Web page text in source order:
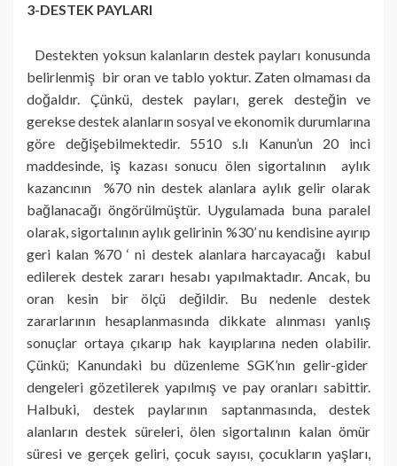
3-DESTEK PAYLARI
Destekten yoksun kalanların destek payları konusunda
belirlenmiş bir oran ve tablo yoktur. Zaten olmaması da
doğaldır. Çünkü, destek payları, gerek desteğin ve
gerekse destek alanların sosyal ve ekonomik durumlarına
göre değişebilmektedir. 5510 s.lı Kanun’un 20 inci
maddesinde, iş kazası sonucu ölen sigortalının aylık
kazancının %70 nin destek alanlara aylık gelir olarak
bağlanacağı öngörülmüştür. Uygulamada buna paralel
olarak, sigortalının aylık gelirinin %30’ nu kendisine ayırıp
geri kalan %70 ‘ ni destek alanlara harcayacağı kabul
edilerek destek zararı hesabı yapılmaktadır. Ancak, bu
oran kesin bir ölçü değildir. Bu nedenle destek
zararlarının hesaplanmasında dikkate alınması yanlış
sonuçlar ortaya çıkarıp hak kayıplarına neden olabilir.
Çünkü; Kanundaki bu düzenleme SGK’nın gelir-gider
dengeleri gözetilerek yapılmış ve pay oranları sabittir.
Halbuki, destek paylarının saptanmasında, destek
alanların destek süreleri, ölen sigortalının kalan ömür
süresi ve gerçek geliri, çocuk sayısı, çocukların yaşları,